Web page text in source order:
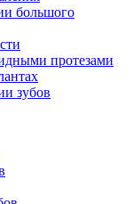
большого
протезами
зубов